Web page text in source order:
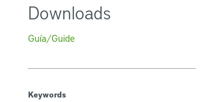
Downloads
Guía/Guide
Keywords